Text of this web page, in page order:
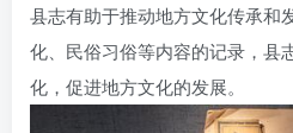
县志有助于推动地方文化传承和
化、民俗习俗等内容的记录，县
化，促进地方文化的发展。